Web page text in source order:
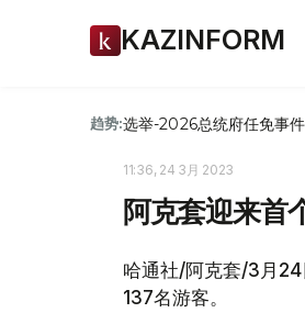
KAZINFORM
趋势:选举-2026总统府任免事件
11:36, 24 3月 2023
阿克套迎来首
哈通社/阿克套/3月
137名游客。